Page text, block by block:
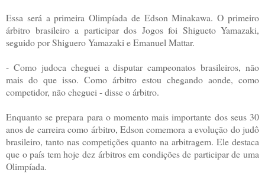
Essa será a primeira Olimpíada de Edson Minakawa. O primeiro
árbitro brasileiro a participar dos Jogos foi Shigueto Yamazaki,
seguido por Shiguero Yamazaki e Emanuel Mattar.
- Como judoca cheguei a disputar campeonatos brasileiros, não
mais do que isso. Como árbitro estou chegando aonde, como
competidor, não cheguei - disse o árbitro.
Enquanto se prepara para o momento mais importante dos seus 30
anos de carreira como árbitro, Edson comemora a evolução do judô
brasileiro, tanto nas competições quanto na arbitragem. Ele destaca
que o país tem hoje dez árbitros em condições de participar de uma
Olimpíada.